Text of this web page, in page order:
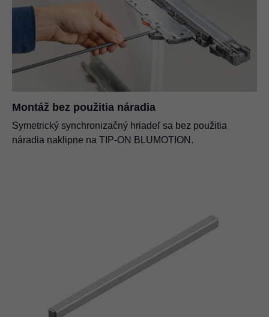
Montáž bez použitia náradia
Symetrický synchronizačný hriadeľ sa bez použitia
náradia naklipne na TIP-ON BLUMOTION.